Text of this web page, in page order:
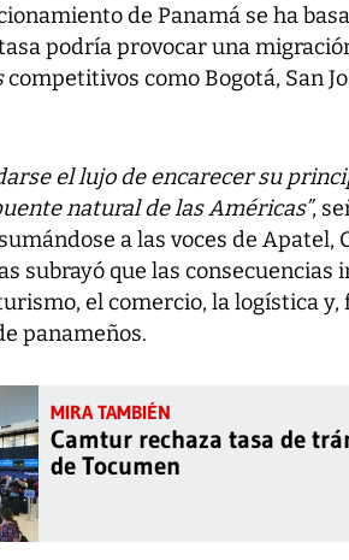
de Panamá se ha
podría provocar una
competitivos como Bogotá, San
el lujo de encarecer su
natural de las Américas”,
a las voces de Apatel,
subrayó que las consecuencias
el comercio, la logística
panameños.
Camtur rechaza tasa de
de Tocumen